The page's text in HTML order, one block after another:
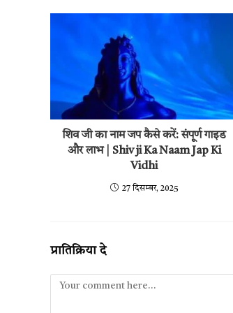
शिव जी का नाम जप कैसे करें: संपूर्ण गाइड
और लाभ | Shiv ji Ka Naam Jap Ki
Vidhi
27 दिसम्बर, 2025
प्रातिक्रिया दे
Comment